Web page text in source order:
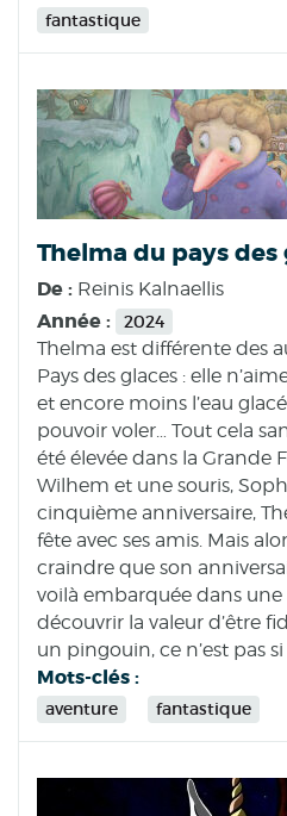
fantastique
Thelma du pays des
De : Reinis Kalnaellis
Année : 2024
Thelma est différente des
Pays des glaces : elle
et encore moins l’eau
pouvoir voler… Tout cela
été élevée dans la Grande
Wilhem et une souris,
cinquième anniversaire,
fête avec ses amis. Mais
craindre que son
voilà embarquée dans une
découvrir la valeur d’être
un pingouin, ce n’est pas
Mots-clés :
aventure fantastique